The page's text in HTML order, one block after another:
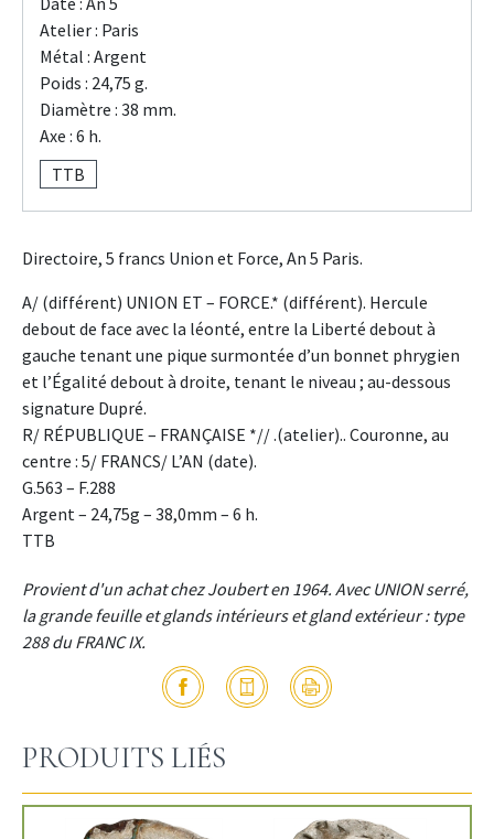
Atelier : Paris
Métal : Argent
Poids : 24,75 g.
Diamètre : 38 mm.
Axe : 6 h.
TTB
Directoire, 5 francs Union et Force, An 5 Paris.
A/ (différent) UNION ET – FORCE.* (différent). Hercule
debout de face avec la léonté, entre la Liberté debout à
gauche tenant une pique surmontée d’un bonnet phrygien
et l’Égalité debout à droite, tenant le niveau ; au-dessous
signature Dupré.
R/ RÉPUBLIQUE – FRANÇAISE *// .(atelier).. Couronne, au
centre : 5/ FRANCS/ L’AN (date).
G.563 – F.288
Argent – 24,75g – 38,0mm – 6 h.
TTB
Provient d'un achat chez Joubert en 1964. Avec UNION serré,
la grande feuille et glands intérieurs et gland extérieur : type
288 du FRANC IX.
PRODUITS LIÉS